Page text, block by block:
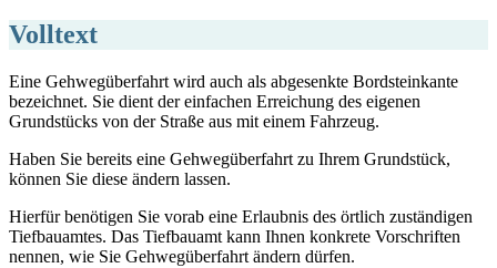
Volltext
Eine Gehwegüberfahrt wird auch als abgesenkte Bordsteinkante
bezeichnet. Sie dient der einfachen Erreichung des eigenen
Grundstücks von der Straße aus mit einem Fahrzeug.
Haben Sie bereits eine Gehwegüberfahrt zu Ihrem Grundstück,
können Sie diese ändern lassen.
Hierfür benötigen Sie vorab eine Erlaubnis des örtlich zuständigen
Tiefbauamtes. Das Tiefbauamt kann Ihnen konkrete Vorschriften
nennen, wie Sie Gehwegüberfahrt ändern dürfen.